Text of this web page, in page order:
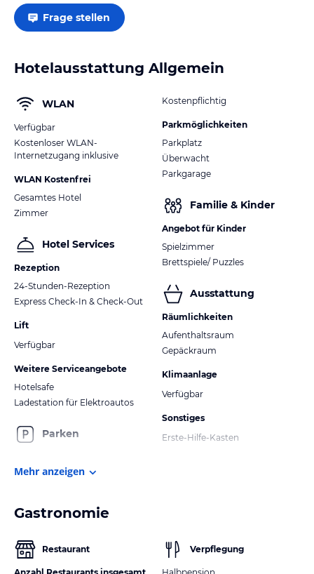
Frage stellen
Hotelausstattung Allgemein
WLAN
Verfügbar
Kostenloser WLAN-
Internetzugang inklusive
WLAN Kostenfrei
Gesamtes Hotel
Zimmer
Hotel Services
Rezeption
24-Stunden-Rezeption
Express Check-In & Check-Out
Lift
Verfügbar
Weitere Serviceangebote
Hotelsafe
Ladestation für Elektroautos
Parken
Kostenpflichtig
Parkmöglichkeiten
Parkplatz
Überwacht
Parkgarage
Familie & Kinder
Angebot für Kinder
Spielzimmer
Brettspiele/ Puzzles
Ausstattung
Räumlichkeiten
Aufenthaltsraum
Gepäckraum
Klimaanlage
Verfügbar
Sonstiges
Erste-Hilfe-Kasten
Mehr anzeigen
Gastronomie
Restaurant Verpflegung